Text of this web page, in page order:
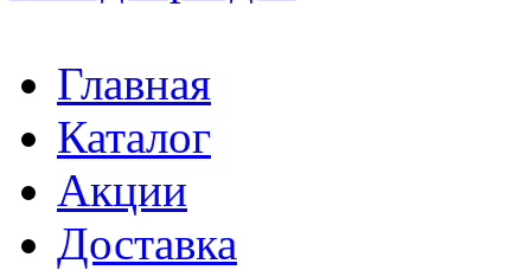
Главная
Каталог
Акции
Доставка